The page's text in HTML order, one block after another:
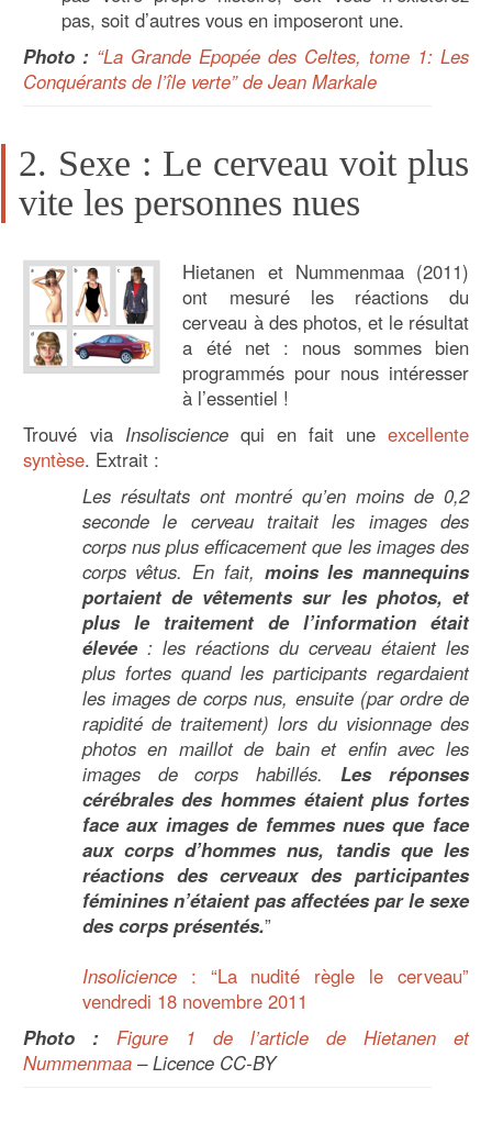
pas, soit d’autres vous en imposeront une.
Photo : “La Grande Epopée des Celtes, tome 1: Les
Conquérants de l’île verte” de Jean Markale
2. Sexe : Le cerveau voit plus
vite les personnes nues
Hietanen et Nummenmaa (2011)
ont mesuré les réactions du
cerveau à des photos, et le résultat
a été net : nous sommes bien
programmés pour nous intéresser
à l’essentiel !
Trouvé via Insolisciencequi en fait une excellente
syntèse. Extrait :
Les résultats ont montré qu’en moins de 0,2
seconde le cerveau traitait les images des
corps nus plus efficacement que les images des
corps vêtus. En fait, moins les mannequins
portaient de vêtements sur les photos, et
plus le traitement de l’information était
élevée: les réactions du cerveau étaient les
plus fortes quand les participants regardaient
les images de corps nus, ensuite (par ordre de
rapidité de traitement) lors du visionnage des
photos en maillot de bain et enfin avec les
images de corps habillés.Les réponses
cérébrales des hommes étaient plus fortes
face aux images de femmes nues que face
aux corps d’hommes nus, tandis que les
réactions des cerveaux des participantes
féminines n’étaient pas affectées par le sexe
des corps présentés.”
Insolicience: “La nudité règle le cerveau”
vendredi 18 novembre 2011
Photo :
Figure 1 de l’article de Hietanen et
Nummenmaa – Licence CC-BY